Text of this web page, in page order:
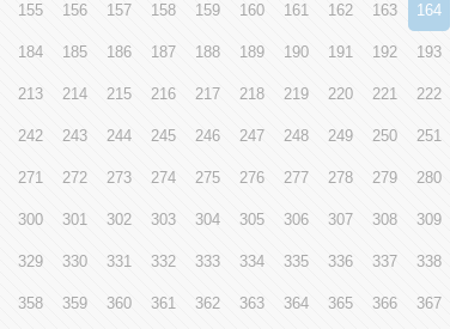
155 156 157 158 159 160 161 162 163 164
184 185 186 187 188 189 190 191 192 193
213 214 215 216 217 218 219 220 221 222
242 243 244 245 246 247 248 249 250 251
271 272 273 274 275 276 277 278 279 280
300 301 302 303 304 305 306 307 308 309
329 330 331 332 333 334 335 336 337 338
358 359 360 361 362 363 364 365 366 367